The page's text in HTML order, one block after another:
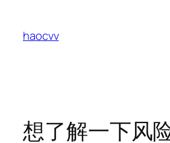
haocvv
想了解一下风